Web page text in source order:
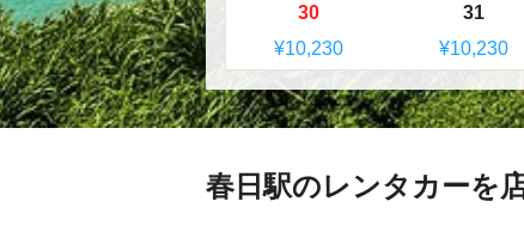
30
¥10,230
31
¥10,230
春日駅のレンタカーを